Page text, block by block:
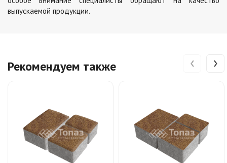
выпускаемой продукции.
Рекомендуем также ‹ ›